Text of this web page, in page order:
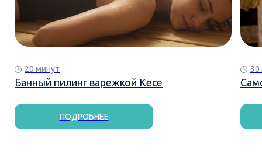
Банный пилинг варежкой Кесе
20 минут
ПОДРОБНЕЕ
30